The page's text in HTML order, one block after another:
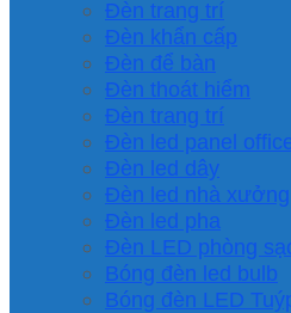
Đèn trang trí
Đèn khẩn cấp
Đèn để bàn
Đèn thoát hiểm
Đèn trang trí
Đèn led panel
Đèn led dây
Đèn led nhà xưởng
Đèn led pha
Đèn LED phòng
Bóng đèn led bulb
Bóng đèn LED